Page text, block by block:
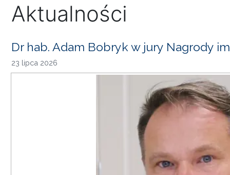
Aktualności
Dr hab. Adam Bobryk w jury Nagrody
23 lipca 2026